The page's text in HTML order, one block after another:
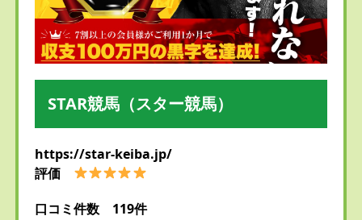
STAR競馬（スター競馬）
https://star-keiba.jp/
評価
口コミ件数 119件